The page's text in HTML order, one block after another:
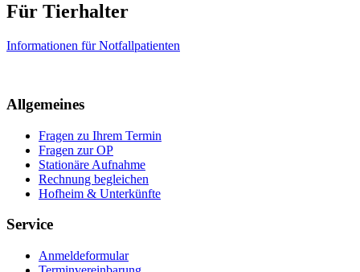
Für Tierhalter
Informationen für Notfallpatienten
Allgemeines
Fragen zu Ihrem Termin
Fragen zur OP
Stationäre Aufnahme
Rechnung begleichen
Hofheim & Unterkünfte
Service
Anmeldeformular